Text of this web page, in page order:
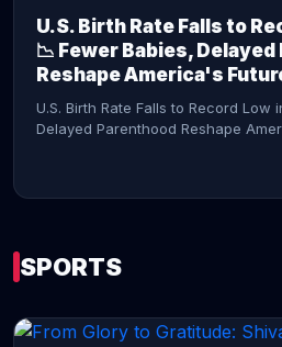
U.S. Birth Rate Falls to
📉 Fewer Babies,
Reshape America's
U.S. Birth Rate Falls to Record Low
Delayed Parenthood Reshape
SPORTS